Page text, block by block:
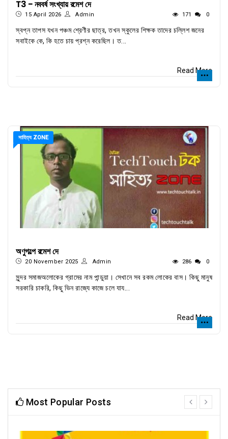
T3 - নববর্ষ সংখ্যায় রমেশ দে
15 April 2026 Admin 171 0
স্বপ্ন তাপস যখন পঞ্চম শ্রেণীর ছাত্র, তখন স্কুলের শিক্ষক তাদের চল্লিশ জনের
সবাইকে কে, কি হতে চায় প্রশ্ন করেছিল। ত...
Read More
সাহিত্য ZONE
অণুগল্পে রমেশ দে
20 November 2025 Admin 286 0
সুন্দর সমাজঅলোকের গ্রামের নাম পান্ডুয়া। সেখানে সব রকম লোকের বাস। কিছু মানুষ
সরকারি চাকরি, কিছু ভিন রাজ্যে কাজে চলে যায...
Read More
Most Popular Posts
prev